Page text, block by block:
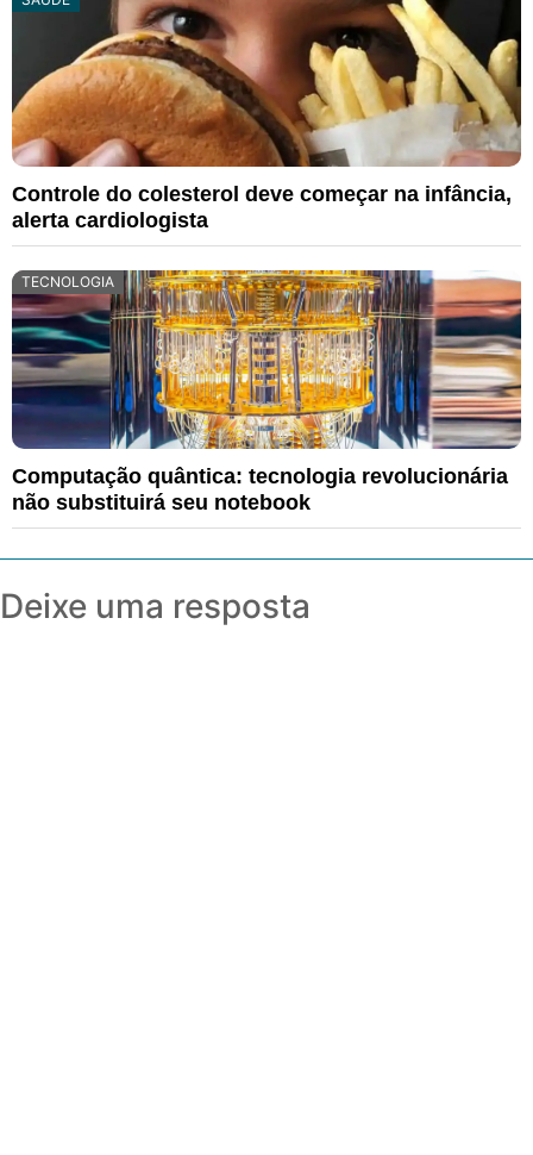
Controle do colesterol deve começar na infância,
alerta cardiologista
TECNOLOGIA
Computação quântica: tecnologia revolucionária
não substituirá seu notebook
Deixe uma resposta